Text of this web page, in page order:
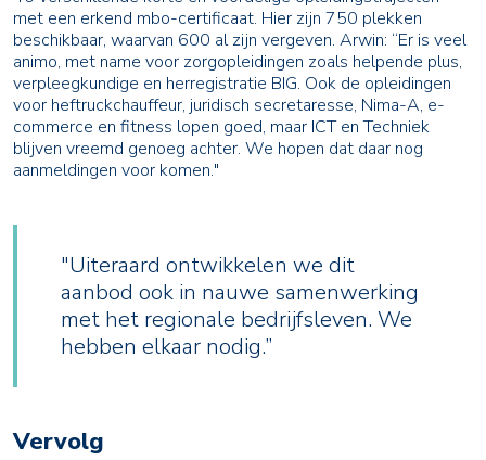
met een erkend mbo-certificaat. Hier zijn 750 plekken
beschikbaar, waarvan 600 al zijn vergeven. Arwin: “Er is veel
animo, met name voor zorgopleidingen zoals helpende plus,
verpleegkundige en herregistratie BIG. Ook de opleidingen
voor heftruckchauffeur, juridisch secretaresse, Nima-A, e-
commerce en fitness lopen goed, maar ICT en Techniek
blijven vreemd genoeg achter. We hopen dat daar nog
aanmeldingen voor komen."
"Uiteraard ontwikkelen we dit
aanbod ook in nauwe samenwerking
met het regionale bedrijfsleven. We
hebben elkaar nodig.”
Vervolg